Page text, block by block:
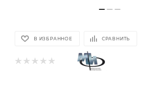
В ИЗБРАННОЕ СРАВНИТЬ